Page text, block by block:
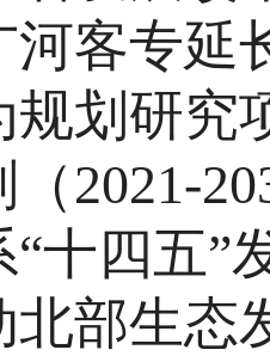
河客专
规划研究
（2021-
“十四五”
北部生态